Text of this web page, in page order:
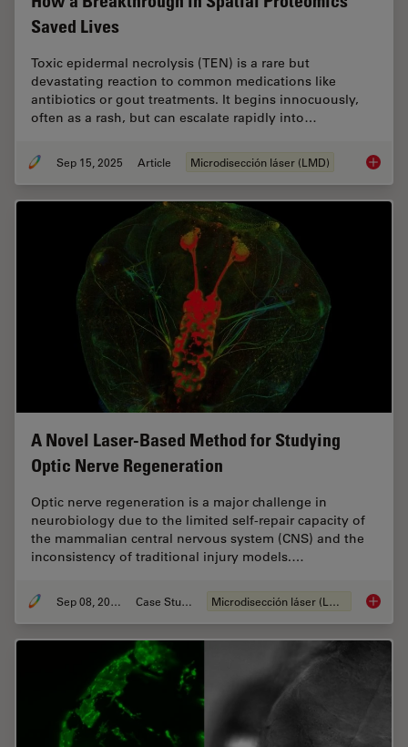
Saved Lives
Toxic epidermal necrolysis (TEN) is a rare but
devastating reaction to common medications like
antibiotics or gout treatments. It begins innocuously,
often as a rash, but can escalate rapidly into…
Sep 15, 2025 Article Microdisección láser (LMD) How a
A Novel Laser-Based Method for Studying
Optic Nerve Regeneration
Optic nerve regeneration is a major challenge in
neurobiology due to the limited self-repair capacity of
the mammalian central nervous system (CNS) and the
inconsistency of traditional injury models.…
Sep 08, 2025 Case Study Microdisección láser (LMD) A